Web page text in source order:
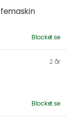
Blocket.se
2 år
Blocket.se